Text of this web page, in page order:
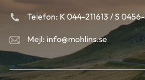
Telefon: K 044-211613 / S
Mejl: info@mohlins.se